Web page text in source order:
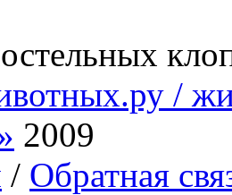
/
2009
/ Обратная